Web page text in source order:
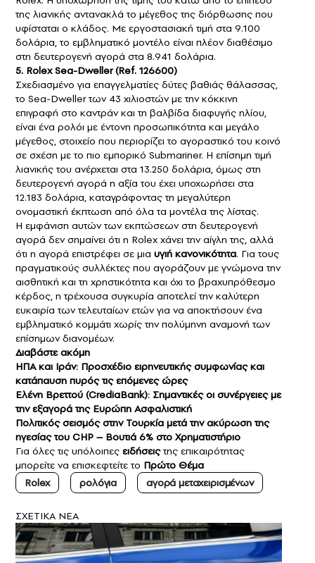
της λιανικής αντανακλά το μέγεθος της διόρθωσης που
υφίσταται ο κλάδος. Με εργοστασιακή τιμή στα 9.100
δολάρια, το εμβληματικό μοντέλο είναι πλέον διαθέσιμο
στη δευτερογενή αγορά στα 8.941 δολάρια.
5. Rolex Sea-Dweller (Ref. 126600)
Σχεδιασμένο για επαγγελματίες δύτες βαθιάς θάλασσας,
το Sea-Dweller των 43 χιλιοστών με την κόκκινη
επιγραφή στο καντράν και τη βαλβίδα διαφυγής ηλίου,
είναι ένα ρολόι με έντονη προσωπικότητα και μεγάλο
μέγεθος, στοιχείο που περιορίζει το αγοραστικό του κοινό
σε σχέση με το πιο εμπορικό Submariner. Η επίσημη τιμή
λιανικής του ανέρχεται στα 13.250 δολάρια, όμως στη
δευτερογενή αγορά η αξία του έχει υποχωρήσει στα
12.183 δολάρια, καταγράφοντας τη μεγαλύτερη
ονομαστική έκπτωση από όλα τα μοντέλα της λίστας.
Η εμφάνιση αυτών των εκπτώσεων στη δευτερογενή
αγορά δεν σημαίνει ότι η Rolex χάνει την αίγλη της, αλλά
ότι η αγορά επιστρέφει σε μια υγιή κανονικότητα. Για τους
πραγματικούς συλλέκτες που αγοράζουν με γνώμονα την
αισθητική και τη χρηστικότητα και όχι το βραχυπρόθεσμο
κέρδος, η τρέχουσα συγκυρία αποτελεί την καλύτερη
ευκαιρία των τελευταίων ετών για να αποκτήσουν ένα
εμβληματικό κομμάτι χωρίς την πολύμηνη αναμονή των
επίσημων διανομέων.
Διαβάστε ακόμη
ΗΠΑ και Ιράν: Προσχέδιο ειρηνευτικής συμφωνίας και
κατάπαυση πυρός τις επόμενες ώρες
Ελένη Βρεττού (CrediaBank): Σημαντικές οι συνέργειες με
την εξαγορά της Ευρώπη Ασφαλιστική
Πολιτικός σεισμός στην Τουρκία μετά την ακύρωση της
ηγεσίας του CHP – Βουτιά 6% στο Χρηματιστήριο
Για όλες τις υπόλοιπες ειδήσειςτης επικαιρότητας
μπορείτε να επισκεφτείτε το Πρώτο Θέμα
Rolex
ρολόγια αγορά μεταχειρισμένων
ΣXETIKA NEA